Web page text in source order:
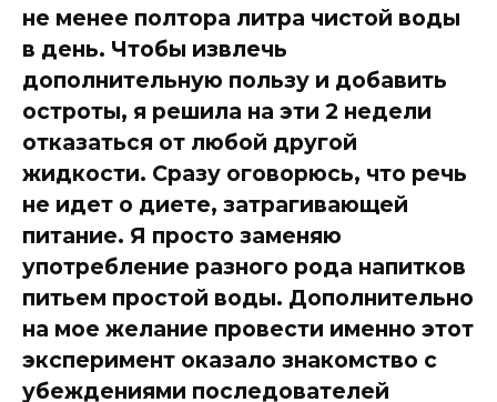
не менее полтора литра чистой воды
в день. Чтобы извлечь
дополнительную пользу и добавить
остроты, я решила на эти 2 недели
отказаться от любой другой
жидкости. Сразу оговорюсь, что речь
не идет о диете, затрагивающей
питание. Я просто заменяю
употребление разного рода напитков
питьем простой воды. Дополнительно
на мое желание провести именно этот
эксперимент оказало знакомство с
убеждениями последователей